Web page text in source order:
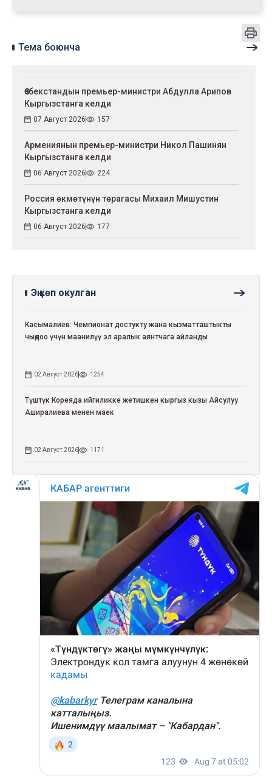
Тема боюнча
Өзбекстандын премьер-министри Абдулла Арипов
Кыргызстанга келди
07 Август 2026 157
Армениянын премьер-министри Никол Пашинян
Кыргызстанга келди
06 Август 2026 224
Россия өкмөтүнүн төрагасы Михаил Мишустин
Кыргызстанга келди
06 Август 2026 177
Эң көп окулган
Касымалиев: Чемпионат достукту жана кызматташтыкты
чыңдоо үчүн маанилүү эл аралык аянтчага айланды
02 Август 2026 1254
Түштүк Кореяда ийгиликке жетишкен кыргыз кызы Айсулуу
Аширалиева менен маек
02 Август 2026 1171